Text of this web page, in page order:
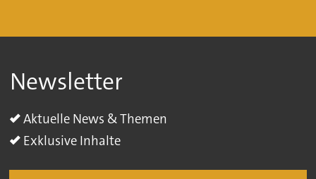
Newsletter
Aktuelle News & Themen
Exklusive Inhalte